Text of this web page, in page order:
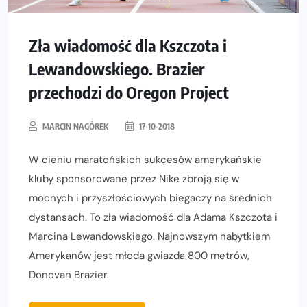
Zła wiadomość dla Kszczota i
Lewandowskiego. Brazier
przechodzi do Oregon Project
MARCIN NAGÓREK 17-10-2018
W cieniu maratońskich sukcesów amerykańskie
kluby sponsorowane przez Nike zbroją się w
mocnych i przyszłościowych biegaczy na średnich
dystansach. To zła wiadomość dla Adama Kszczota i
Marcina Lewandowskiego. Najnowszym nabytkiem
Amerykanów jest młoda gwiazda 800 metrów,
Donovan Brazier.